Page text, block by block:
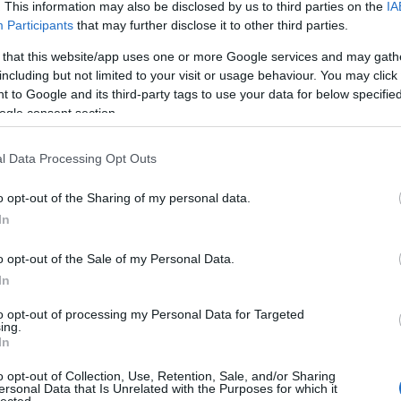
This information may also be disclosed by us to third parties on the
Participants that may further disclose it to other third parties.
that this website/app uses one or more Google services and may
but not limited to your visit or usage behaviour. You may
to Google and its third-party tags to use your data for below
consent section.
Data Processing Opt Outs
opt-out of the Sharing of my personal data.
opt-out of the Sale of my Personal Data.
opt-out of processing my Personal Data for Targeted
opt-out of Collection, Use, Retention, Sale, and/or Sharing
Data that Is Unrelated with the Purposes for which it
(1)
(1)
idő